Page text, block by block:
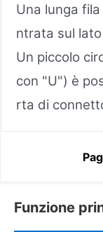
Una lunga
ntrata sul
Un piccolo
con "U") è
rta di
Funzione